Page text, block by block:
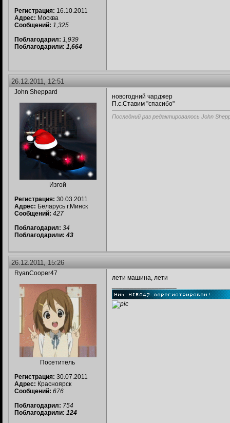
Регистрация: 16.10.2011
Адрес: Москва
Сообщений: 1,325
Поблагодарил: 1,939
Поблагодарили: 1,664
26.12.2011, 12:51
John Sheppard
Изгой
Регистрация: 30.03.2011
Адрес: Беларусь г.Минск
Сообщений: 427
Поблагодарил: 34
Поблагодарили: 43
новогодний чарджер
П.с.Ставим "спасибо"
Последний раз редактировалось John
26.12.2011, 15:26
RyanCooper47
Посетитель
Регистрация: 30.07.2011
Адрес: Красноярск
Сообщений: 676
Поблагодарил: 754
Поблагодарили: 124
лети машина, лети